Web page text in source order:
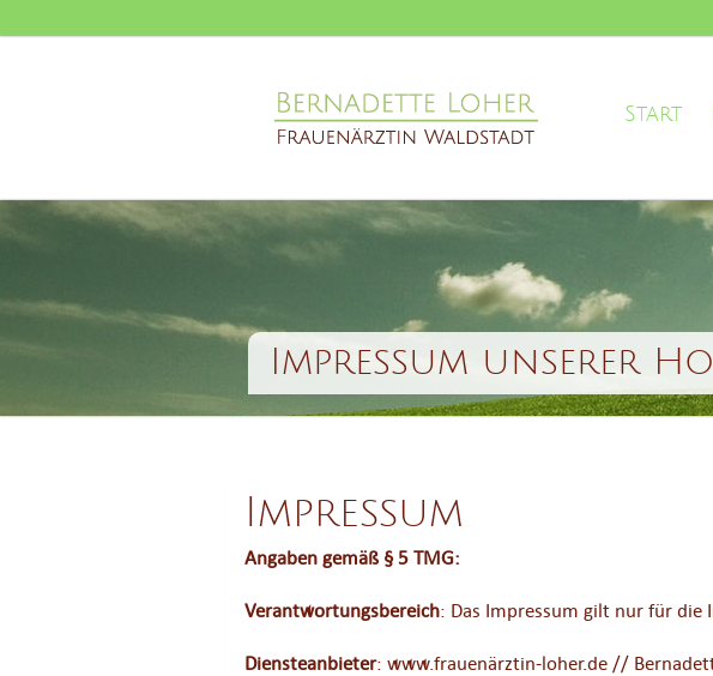
Start
Impressum unserer
Impressum
Angaben gemäß § 5 TMG:
Verantwortungsbereich: Das Impressum gilt nur für die
Diensteanbieter: www.frauenärztin-loher.de //